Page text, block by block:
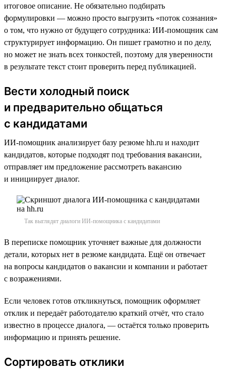
итоговое описание. Не обязательно подбирать
формулировки — можно просто выгрузить «поток сознания»
о том, что нужно от будущего сотрудника: ИИ-помощник сам
структурирует информацию. Он пишет грамотно и по делу,
но может не знать всех тонкостей, поэтому для уверенности
в результате текст стоит проверить перед публикацией.
Вести холодный поиск
и предварительно общаться
с кандидатами
ИИ-помощник анализирует базу резюме hh.ru и находит
кандидатов, которые подходят под требования вакансии,
отправляет им предложение рассмотреть вакансию
и инициирует диалог.
Так выглядят диалоги ИИ-помощника с кандидатами
В переписке помощник уточняет важные для должности
детали, которых нет в резюме кандидата. Ещё он отвечает
на вопросы кандидатов о вакансии и компании и работает
с возражениями.
Если человек готов откликнуться, помощник оформляет
отклик и передаёт работодателю краткий отчёт, что стало
известно в процессе диалога, — остаётся только проверить
информацию и принять решение.
Сортировать отклики